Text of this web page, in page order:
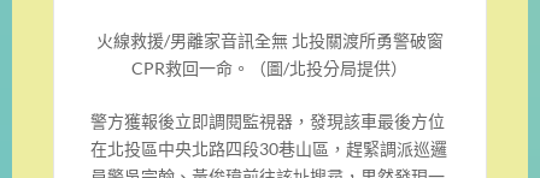
火線救援/男離家音訊全無 北投關渡所勇警破窗
CPR救回一命。（圖/北投分局提供）
警方獲報後立即調閱監視器，發現該車最後方位
在北投區中央北路四段30巷山區，趕緊調派巡邏